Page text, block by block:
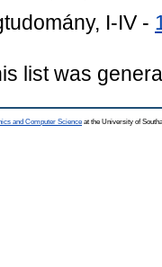
I-IV -
list was
and Computer Science at the University of